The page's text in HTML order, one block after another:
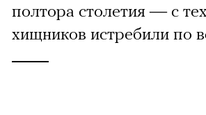
полтора столетия — с
хищников истребили по